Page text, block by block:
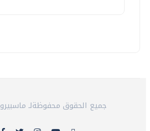
© 2026 جميع الحقوق محفوظةلـ ماسبيرو